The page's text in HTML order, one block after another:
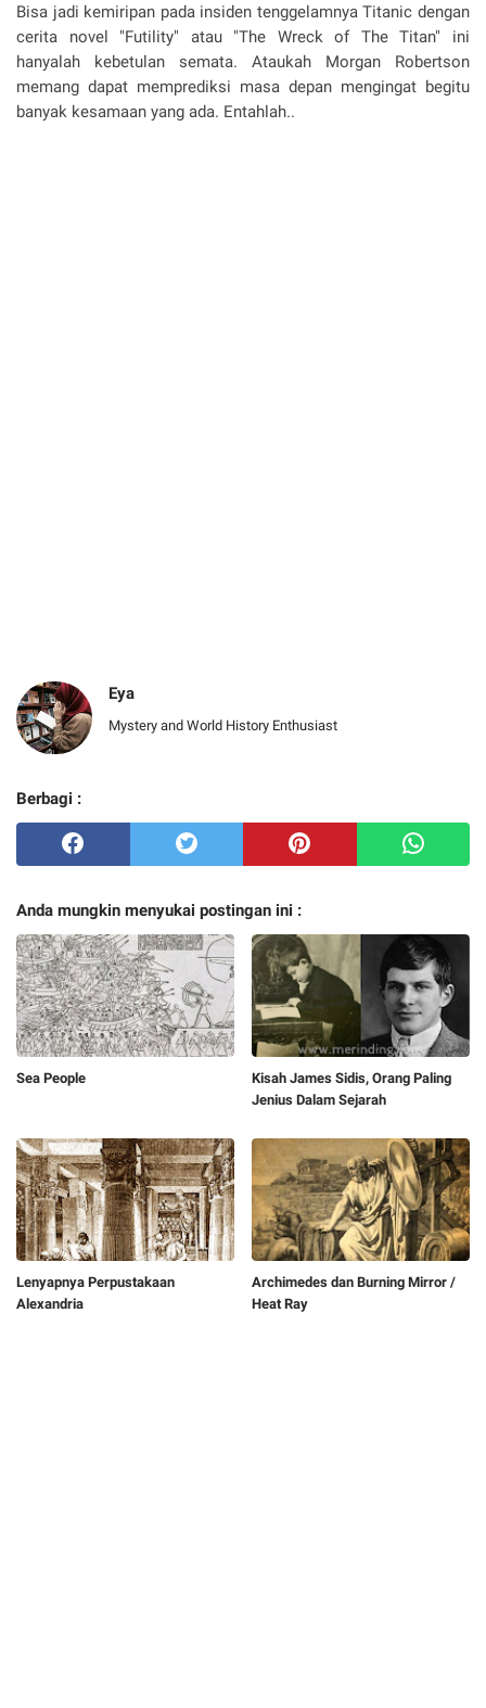
Bisa jadi kemiripan pada insiden tenggelamnya Titanic dengan
cerita novel "Futility" atau "The Wreck of The Titan" ini
hanyalah kebetulan semata. Ataukah Morgan Robertson
memang dapat memprediksi masa depan mengingat begitu
banyak kesamaan yang ada. Entahlah..
Eya
Mystery and World History Enthusiast
Berbagi :
Anda mungkin menyukai postingan ini :
Sea People
Kisah James Sidis, Orang Paling
Jenius Dalam Sejarah
Lenyapnya Perpustakaan
Alexandria
Archimedes dan Burning Mirror /
Heat Ray